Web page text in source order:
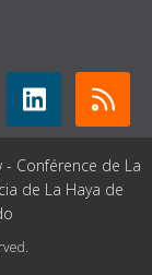
- Conférence de La
de La Haya de